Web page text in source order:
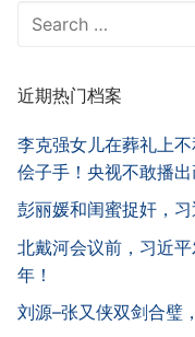
Search
近期热门档案
李克强女儿在葬礼上
侩子手！央视不敢播
彭丽媛和闺蜜捉奸，
北戴河会议前，习近
年！
刘源–张又侠双剑合璧